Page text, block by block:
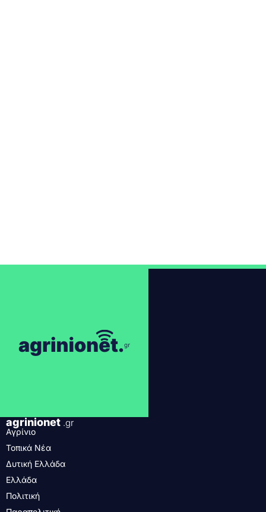
agrinionet .gr
Αγρίνιο
Τοπικά Νέα
Δυτική Ελλάδα
Ελλάδα
Πολιτική